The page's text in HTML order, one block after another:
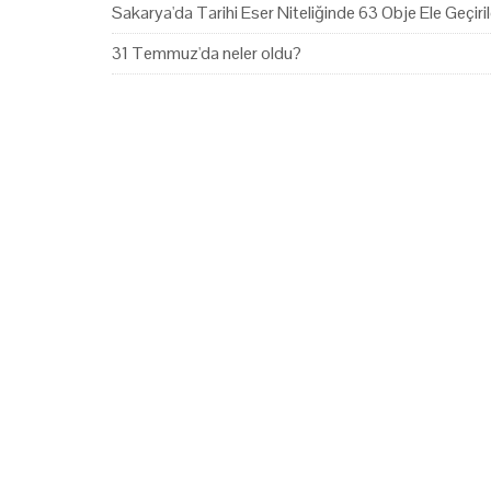
Sakarya'da Tarihi Eser Niteliğinde 63 Obje Ele
31 Temmuz'da neler oldu?